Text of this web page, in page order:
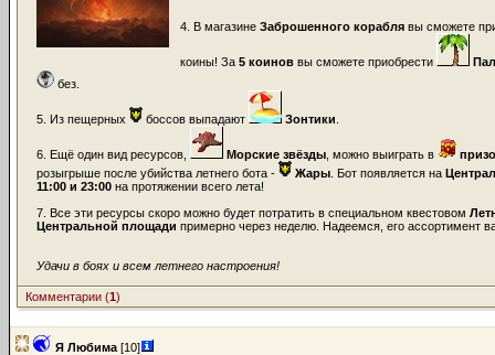
4. В магазинеЗаброшенного корабля вы сможете
коины! За5 коинов вы сможете приобрести
​без.
5. Из пещерных боссов выпадают Зонтики
6. Ещё один вид ресурсов, Морские звёзды , можно выиграть в
розыгрыше после убийства летнего бота -
Жары . Бот появляется на
11:00 и 23:00на протяжении всего лета!
7. Все эти ресурсы скоро можно будет потратить в специальном квестовом
Центральной площади примерно через неделю. Надеемся, его ассортимент
Удачи в боях и всем летнего настроения!
Комментарии (1)
Я Любима[10]